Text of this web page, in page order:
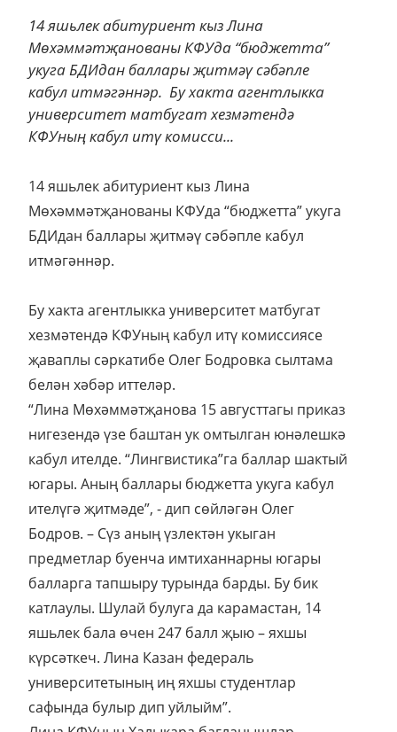
14 яшьлек абитуриент кыз Лина
Мөхәммәтҗанованы КФУда “бюджетта”
укуга БДИдан баллары җитмәү сәбәпле
кабул итмәгәннәр. Бу хакта агентлыкка
университет матбугат хезмәтендә
КФУның кабул итү комисси...
14 яшьлек абитуриент кыз Лина
Мөхәммәтҗанованы КФУда “бюджетта” укуга
БДИдан баллары җитмәү сәбәпле кабул
итмәгәннәр.
Бу хакта агентлыкка университет матбугат
хезмәтендә КФУның кабул итү комиссиясе
җаваплы сәркатибе Олег Бодровка сылтама
белән хәбәр иттеләр.
“Лина Мөхәммәтҗанова 15 августтагы приказ
нигезендә үзе баштан ук омтылган юнәлешкә
кабул ителде. “Лингвистика”га баллар шактый
югары. Аның баллары бюджетта укуга кабул
ителүгә җитмәде”, - дип сөйләгән Олег
Бодров. – Сүз аның үзлектән укыган
предметлар буенча имтиханнарны югары
балларга тапшыру турында барды. Бу бик
катлаулы. Шулай булуга да карамастан, 14
яшьлек бала өчен 247 балл җыю – яхшы
күрсәткеч. Лина Казан федераль
университетының иң яхшы студентлар
сафында булыр дип уйлыйм”.